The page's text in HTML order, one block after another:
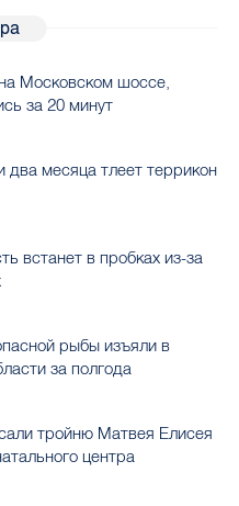
Московском шоссе,
за 20 минут
два месяца тлеет террикон
встанет в пробках из-за
рыбы изъяли в
за полгода
тройню Матвея Елисея
центра